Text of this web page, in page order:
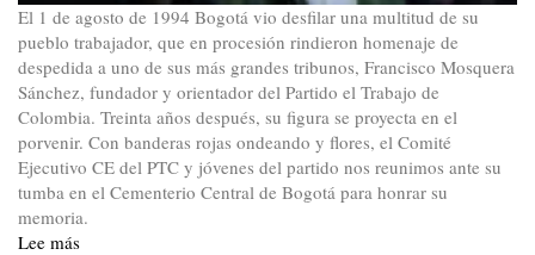
El 1 de agosto de 1994 Bogotá vio desfilar una multitud de su
pueblo trabajador, que en procesión rindieron homenaje de
despedida a uno de sus más grandes tribunos, Francisco Mosquera
Sánchez, fundador y orientador del Partido el Trabajo de
Colombia. Treinta años después, su figura se proyecta en el
porvenir. Con banderas rojas ondeando y flores, el Comité
Ejecutivo CE del PTC y jóvenes del partido nos reunimos ante su
tumba en el Cementerio Central de Bogotá para honrar su
memoria.
Lee más